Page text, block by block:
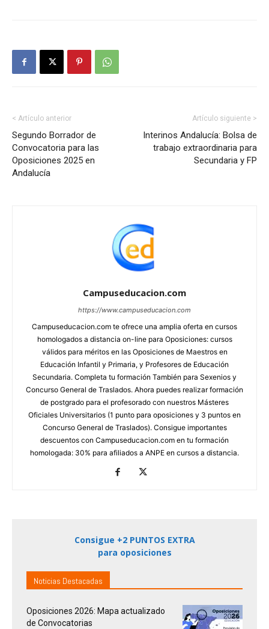
< Artículo anterior
Segundo Borrador de
Convocatoria para las
Oposiciones 2025 en
Andalucía
Artículo siguiente >
Interinos Andalucía: Bolsa de
trabajo extraordinaria para
Secundaria y FP
Campuseducacion.com
https://www.campuseducacion.com
Campuseducacion.com te ofrece una amplia oferta en cursos
homologados a distancia on-line para Oposiciones: cursos
válidos para méritos en las Oposiciones de Maestros en
Educación Infantil y Primaria, y Profesores de Educación
Secundaria. Completa tu formación También para Sexenios y
Concurso General de Traslados. Ahora puedes realizar formación
de postgrado para el profesorado con nuestros Másteres
Oficiales Universitarios (1 punto para oposiciones y 3 puntos en
Concurso General de Traslados). Consigue importantes
descuentos con Campuseducacion.com en tu formación
homologada: 30% para afiliados a ANPE en cursos a distancia.
Consigue +2 PUNTOS EXTRA
para oposiciones
Noticias Destacadas
Oposiciones 2026: Mapa actualizado
de Convocatorias